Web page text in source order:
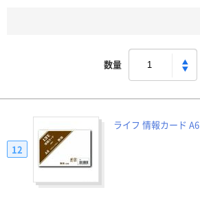
数量
ライフ 情報カード A6
12